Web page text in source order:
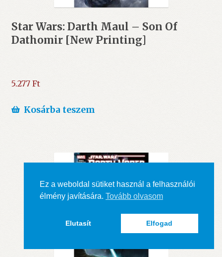
Star Wars: Darth Maul – Son Of
Dathomir [New Printing]
5.277 Ft
Kosárba teszem
Ez a weboldal sütiket használ a felhasználói
élmény javítására. Tovább olvasom
Elutasít Elfogad